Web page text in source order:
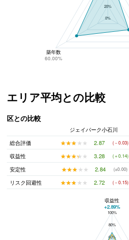
20%
0%
築年数
60.00%
エリア平均との比較
区との比較
ジェイパーク小石川
総合評価
★★★★★
★★★★★ 2.87 (－0.03)
収益性
★★★★★
★★★★★ 3.28 (＋0.14)
安定性
★★★★★
★★★★★ 2.84 (±0.00)
リスク回避性
★★★★★
★★★★★ 2.72 (－0.15)
ジェイパーク小石川と文京区の平均値の総合評価の比較
100%
80%
60%
収益性
+2.89%